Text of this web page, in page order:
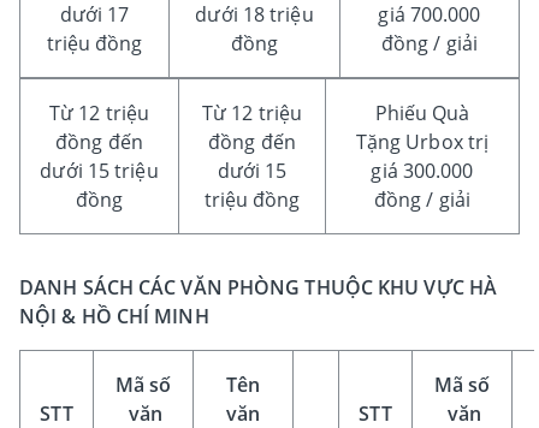
dưới 17
triệu đồng
dưới 18 triệu
đồng
giá 700.000
đồng / giải
Từ 12 triệu
đồng đến
dưới 15 triệu
đồng
Từ 12 triệu
đồng đến
dưới 15
triệu đồng
Phiếu Quà
Tặng Urbox trị
giá 300.000
đồng / giải
DANH SÁCH CÁC VĂN PHÒNG THUỘC KHU VỰC HÀ
NỘI & HỒ CHÍ MINH
STT
Mã số
văn
Tên
văn
STT
Mã số
văn